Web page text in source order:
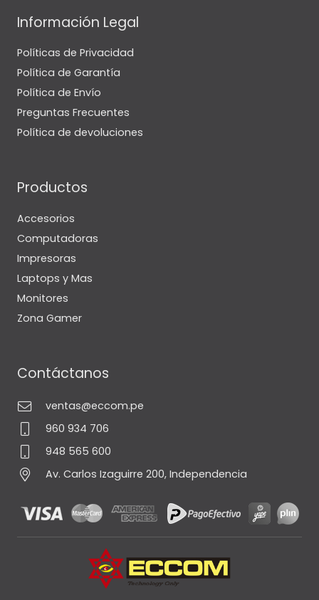
Información Legal
Políticas de Privacidad
Política de Garantía
Política de Envío
Preguntas Frecuentes
Política de devoluciones
Productos
Accesorios
Computadoras
Impresoras
Laptops y Mas
Monitores
Zona Gamer
Contáctanos
ventas@eccom.pe
960 934 706
948 565 600
Av. Carlos Izaguirre 200, Independencia